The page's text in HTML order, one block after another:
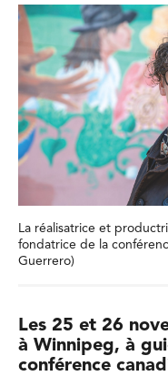
La réalisatrice et
fondatrice de la
Guerrero)
Les 25 et 26
à Winnipeg, à
conférence